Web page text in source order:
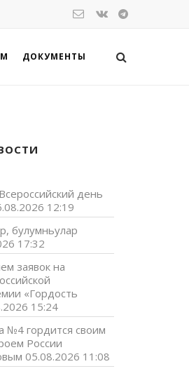
ДОКУМЕНТЫ
день
12:19
булумньулар
17:32
заявок на
«Гордость
15:24
№4 гордится своим
России
05.08.2026 11:08